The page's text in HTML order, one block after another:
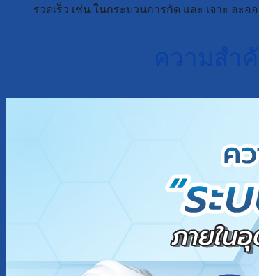
รวดเร็ว เช่น ในกระบวนการกัด และ เจาะ ละ